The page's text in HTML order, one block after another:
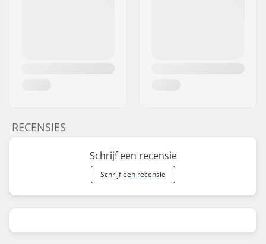
RECENSIES
Schrijf een recensie
Schrijf een recensie